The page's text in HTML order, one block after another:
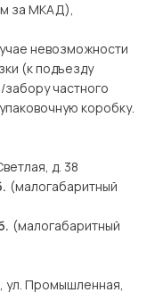
за МКАД),
невозможности
(к подъезду
забору частного
коробку.
д. 38
(малогабаритный
(малогабаритный
ул. Промышленная,